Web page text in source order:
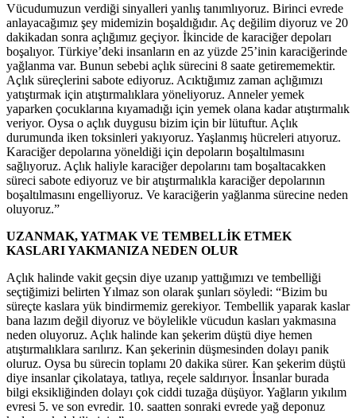
Vücudumuzun verdiği sinyalleri yanlış tanımlıyoruz. Birinci evrede
anlayacağımız şey midemizin boşaldığıdır. Aç değilim diyoruz ve 20
dakikadan sonra açlığımız geçiyor. İkincide de karaciğer depoları
boşalıyor. Türkiye’deki insanların en az yüzde 25’inin karaciğerinde
yağlanma var. Bunun sebebi açlık sürecini 8 saate getirememektir.
Açlık süreçlerini sabote ediyoruz. Acıktığımız zaman açlığımızı
yatıştırmak için atıştırmalıklara yöneliyoruz. Anneler yemek
yaparken çocuklarına kıyamadığı için yemek olana kadar atıştırmalık
veriyor. Oysa o açlık duygusu bizim için bir lütuftur. Açlık
durumunda iken toksinleri yakıyoruz. Yaşlanmış hücreleri atıyoruz.
Karaciğer depolarına yöneldiği için depoların boşaltılmasını
sağlıyoruz. Açlık haliyle karaciğer depolarını tam boşaltacakken
süreci sabote ediyoruz ve bir atıştırmalıkla karaciğer depolarının
boşaltılmasını engelliyoruz. Ve karaciğerin yağlanma sürecine neden
oluyoruz.”
UZANMAK, YATMAK VE TEMBELLİK ETMEK
KASLARI YAKMANIZA NEDEN OLUR
Açlık halinde vakit geçsin diye uzanıp yattığımızı ve tembelliği
seçtiğimizi belirten Yılmaz son olarak şunları söyledi: “Bizim bu
süreçte kaslara yük bindirmemiz gerekiyor. Tembellik yaparak kaslar
bana lazım değil diyoruz ve böylelikle vücudun kasları yakmasına
neden oluyoruz. Açlık halinde kan şekerim düştü diye hemen
atıştırmalıklara sarılırız. Kan şekerinin düşmesinden dolayı panik
oluruz. Oysa bu sürecin toplamı 20 dakika sürer. Kan şekerim düştü
diye insanlar çikolataya, tatlıya, reçele saldırıyor. İnsanlar burada
bilgi eksikliğinden dolayı çok ciddi tuzağa düşüyor. Yağların yıkılım
evresi 5. ve son evredir. 10. saatten sonraki evrede yağ deponuz